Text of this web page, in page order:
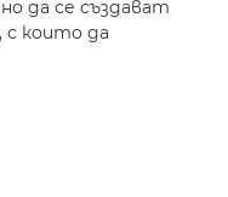
да се създават
с които да